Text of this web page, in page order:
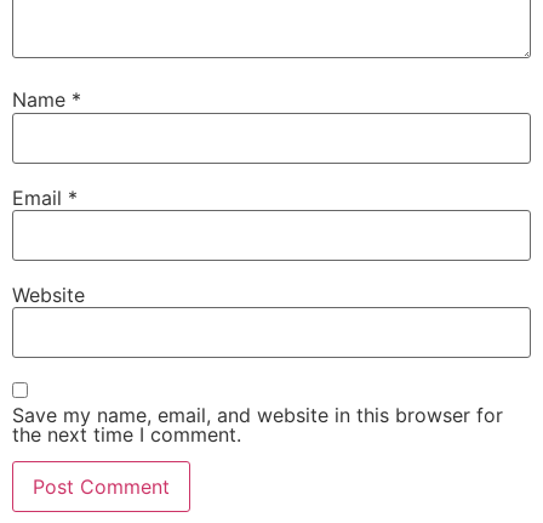
Name *
Email *
Website
Save my name, email, and website in this browser for
the next time I comment.